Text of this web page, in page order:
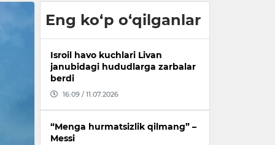
Eng ko‘p o‘qilganlar
Isroil havo kuchlari Livan
janubidagi hududlarga zarbalar
berdi
16:09 / 11.07.2026
“Menga hurmatsizlik qilmang” –
Messi